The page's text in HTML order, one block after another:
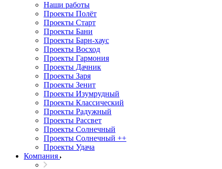
Наши работы
Проекты Полёт
Проекты Старт
Проекты Бани
Проекты Барн-хаус
Проекты Восход
Проекты Гармония
Проекты Дачник
Проекты Заря
Проекты Зенит
Проекты Изумрудный
Проекты Классический
Проекты Радужный
Проекты Рассвет
Проекты Солнечный
Проекты Солнечный ++
Проекты Удача
Компания